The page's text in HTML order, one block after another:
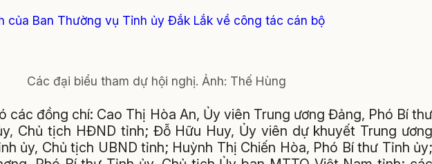
của Ban Thường vụ Tỉnh ủy Đắk Lắk về công tác cán bộ
Các đại biểu tham dự hội nghị. Ảnh: Thế Hùng
các đồng chí: Cao Thị Hòa An, Ủy viên Trung ương Đảng, Phó Bí thư
Chủ tịch HĐND tỉnh; Đỗ Hữu Huy, Ủy viên dự khuyết Trung ương
ủy, Chủ tịch UBND tỉnh; Huỳnh Thị Chiến Hòa, Phó Bí thư Tỉnh ủy;